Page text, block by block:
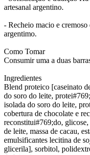
artesanal argentino.
- Recheio macio e
argentimo.
Como Tomar
Consumir uma a duas
Ingredientes
Blend proteico [caseinato
do soro do leite,
isolada do soro do leite,
cobertura de chocolate e
reconstitui#769;do,
de leite, massa de cacau,
emulsificantes lecitina de
glicerila], sorbitol,